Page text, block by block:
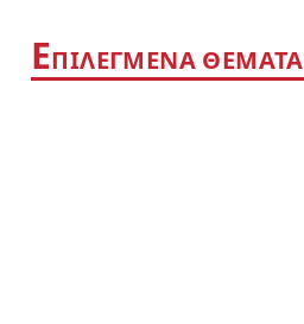
ΕΠΙΛΕΓΜΕΝΑ ΘΕΜΑΤΑ